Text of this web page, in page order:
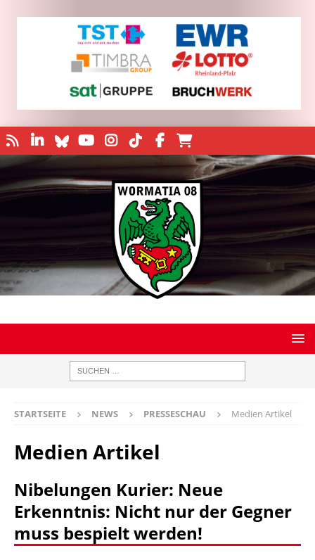
STARTSEITE NEWS PRESSESCHAU Medien Artikel
Medien Artikel
Nibelungen Kurier: Neue
Erkenntnis: Nicht nur der Gegner
muss bespielt werden!